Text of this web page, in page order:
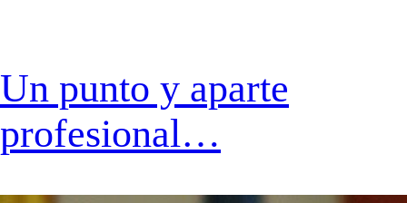
Un punto y aparte
profesional…